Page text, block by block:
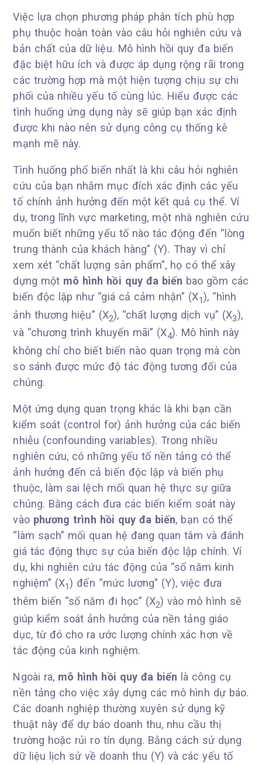
Việc lựa chọn phương pháp phân tích phù hợp
phụ thuộc hoàn toàn vào câu hỏi nghiên cứu và
bản chất của dữ liệu. Mô hình hồi quy đa biến
đặc biệt hữu ích và được áp dụng rộng rãi trong
các trường hợp mà một hiện tượng chịu sự chi
phối của nhiều yếu tố cùng lúc. Hiểu được các
tình huống ứng dụng này sẽ giúp bạn xác định
được khi nào nên sử dụng công cụ thống kê
mạnh mẽ này.
Tình huống phổ biến nhất là khi câu hỏi nghiên
cứu của bạn nhằm mục đích xác định các yếu
tố chính ảnh hưởng đến một kết quả cụ thể. Ví
dụ, trong lĩnh vực marketing, một nhà nghiên cứu
muốn biết những yếu tố nào tác động đến “lòng
trung thành của khách hàng” (Y). Thay vì chỉ
xem xét “chất lượng sản phẩm”, họ có thể xây
dựng một mô hình hồi quy đa biến bao gồm các
biến độc lập như “giá cả cảm nhận” (X1), “hình
ảnh thương hiệu” (X2), “chất lượng dịch vụ” (X3),
và “chương trình khuyến mãi” (X4). Mô hình này
không chỉ cho biết biến nào quan trọng mà còn
so sánh được mức độ tác động tương đối của
chúng.
Một ứng dụng quan trọng khác là khi bạn cần
kiểm soát (control for) ảnh hưởng của các biến
nhiễu (confounding variables). Trong nhiều
nghiên cứu, có những yếu tố nền tảng có thể
ảnh hưởng đến cả biến độc lập và biến phụ
thuộc, làm sai lệch mối quan hệ thực sự giữa
chúng. Bằng cách đưa các biến kiểm soát này
vào phương trình hồi quy đa biến, bạn có thể
“làm sạch” mối quan hệ đang quan tâm và đánh
giá tác động thực sự của biến độc lập chính. Ví
dụ, khi nghiên cứu tác động của “số năm kinh
nghiệm” (X1) đến “mức lương” (Y), việc đưa
thêm biến “số năm đi học” (X2) vào mô hình sẽ
giúp kiểm soát ảnh hưởng của nền tảng giáo
dục, từ đó cho ra ước lượng chính xác hơn về
tác động của kinh nghiệm.
Ngoài ra, mô hình hồi quy đa biến là công cụ
nền tảng cho việc xây dựng các mô hình dự báo.
Các doanh nghiệp thường xuyên sử dụng kỹ
thuật này để dự báo doanh thu, nhu cầu thị
trường hoặc rủi ro tín dụng. Bằng cách sử dụng
dữ liệu lịch sử về doanh thu (Y) và các yếu tố